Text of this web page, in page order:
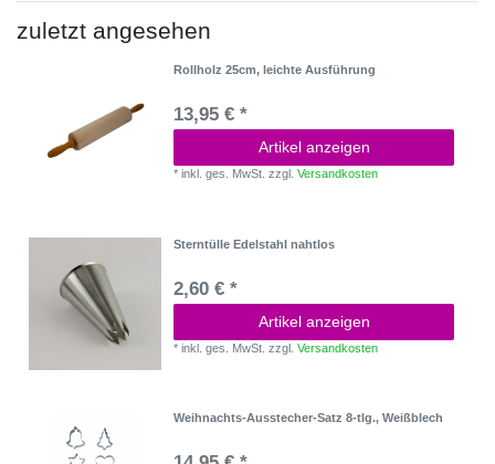
zuletzt angesehen
Rollholz 25cm, leichte Ausführung
13,95 € *
Artikel anzeigen
*inkl. ges. MwSt. zzgl.Versandkosten
Sterntülle Edelstahl nahtlos
2,60 € *
Artikel anzeigen
*inkl. ges. MwSt. zzgl.Versandkosten
Weihnachts-Ausstecher-Satz 8-tlg., Weißblech